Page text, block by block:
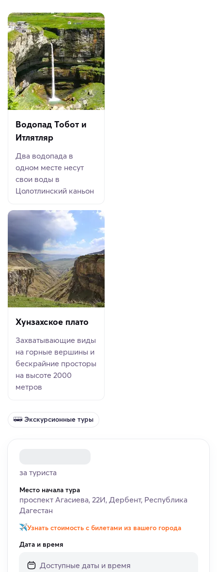
Водопад Тобот и
Итлятляр
Два водопада в
одном месте несут
свои воды в
Цолотлинский каньон
Хунзахское плато
Захватывающие виды
на горные вершины и
бескрайние просторы
на высоте 2000
метров
Экскурсионные туры
за туриста
Место начала тура
проспект Агасиева, 22И, Дербент, Республика
Дагестан
Узнать стоимость с билетами из вашего города
Дата и время